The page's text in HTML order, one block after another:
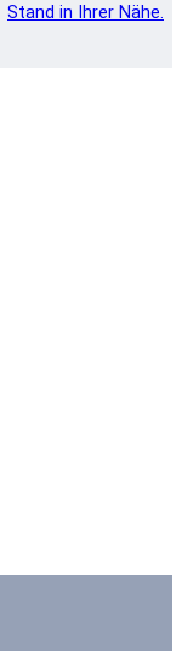
Stand in Ihrer Nähe.